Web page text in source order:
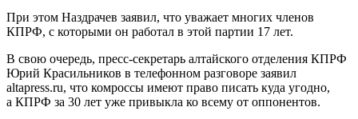
При этом Наздрачев заявил, что уважает многих членов
КПРФ, с которыми он работал в этой партии 17 лет.
В свою очередь, пресс-секретарь алтайского отделения КПРФ
Юрий Красильников в телефонном разговоре заявил
altapress.ru, что комроссы имеют право писать куда угодно,
а КПРФ за 30 лет уже привыкла ко всему от оппонентов.